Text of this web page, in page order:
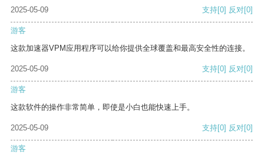
2025-05-09
支持[0] 反对[0]
游客
这款加速器VPM应用程序可以给你提供全球覆盖和最高安全性的连接。
2025-05-09 支持[0] 反对[0]
游客
这款软件的操作非常简单，即使是小白也能快速上手。
2025-05-09 支持[0] 反对[0]
游客